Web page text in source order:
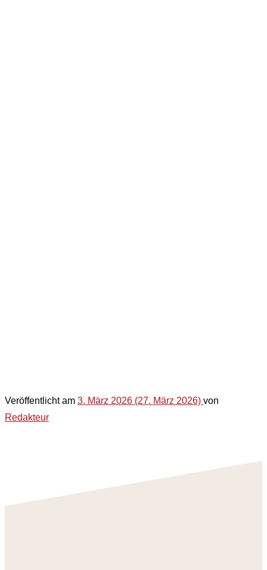
Veröffentlicht am 3. März 2026 (27. März 2026) von
Redakteur